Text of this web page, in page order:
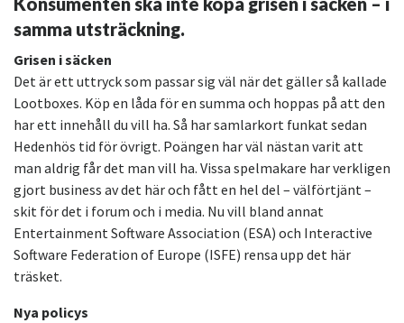
samma utsträckning.
Grisen i säcken
Det är ett uttryck som passar sig väl när det gäller så kallade
Lootboxes. Köp en låda för en summa och hoppas på att den
har ett innehåll du vill ha. Så har samlarkort funkat sedan
Hedenhös tid för övrigt. Poängen har väl nästan varit att
man aldrig får det man vill ha. Vissa spelmakare har verkligen
gjort business av det här och fått en hel del – välförtjänt –
skit för det i forum och i media. Nu vill bland annat
Entertainment Software Association (ESA) och Interactive
Software Federation of Europe (ISFE) rensa upp det här
träsket.
Nya policys